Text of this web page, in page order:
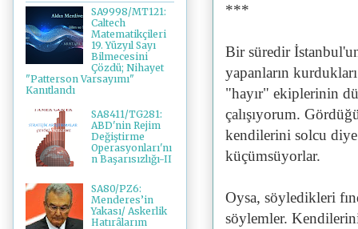
***
Bir süredir
yapanların
"hayır" ekiplerinin
çalışıyorum.
kendilerini solcu
küçümsüyorlar.
Oysa, söyledikleri
söylemler.
SA9998/MT121:
Caltech
Matematikçileri
19. Yüzyıl Sayı
Bilmecesini
Çözdü; Nihayet
"Patterson Varsayımı"
Kanıtlandı
SA8411/TG281:
ABD'nin Rejim
Değiştirme
Operasyonları'nı
n Başarısızlığı-II
SA80/PZ6:
Menderes’in
Yakası/ Askerlik
Hatırâlarım